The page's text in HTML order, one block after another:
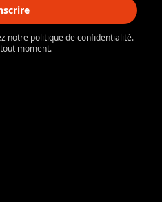
notre politique de confidentialité.
moment.